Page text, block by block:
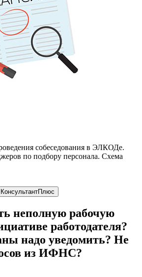
собеседования в ЭЛКОДе.
по подбору персонала. Схема
КонсультантПлюс
неполную рабочую
работодателя?
надо уведомить? Не
из ИФНС?